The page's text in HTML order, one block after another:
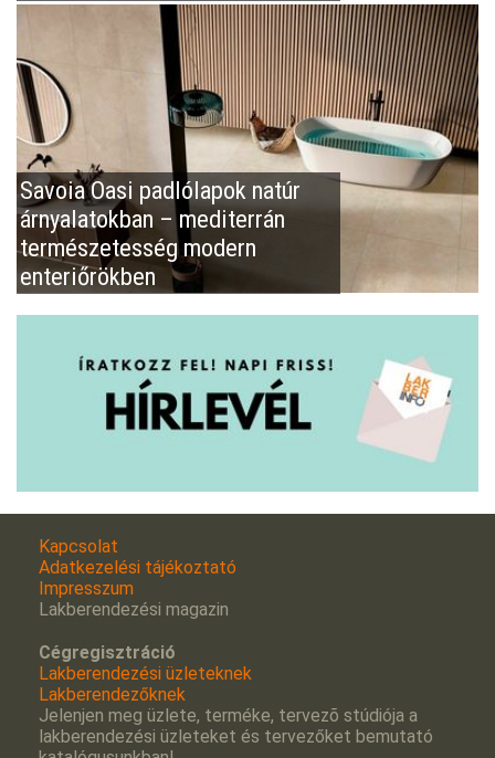
Savoia Oasi padlólapok natúr
árnyalatokban – mediterrán
természetesség modern
enteriőrökben
Kapcsolat
Adatkezelési tájékoztató
Impresszum
Lakberendezési magazin
Cégregisztráció
Lakberendezési üzleteknek
Lakberendezőknek
Jelenjen meg üzlete, terméke, tervezõ stúdiója a
lakberendezési üzleteket és tervezőket bemutató